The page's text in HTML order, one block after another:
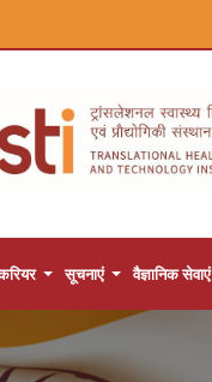
सूचनाएं वैज्ञानिक सेवाएं